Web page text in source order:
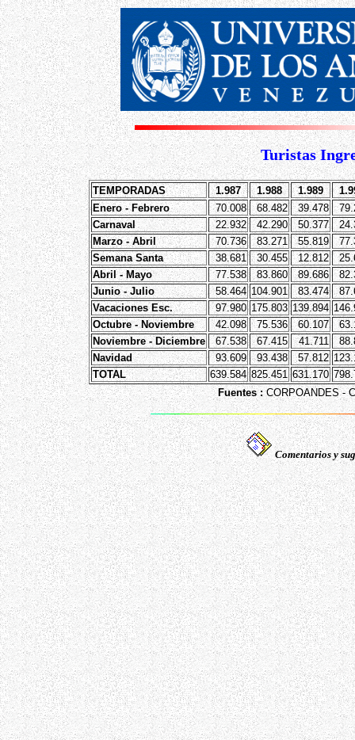
Turistas
TEMPORADAS 1.987 1.988 1.989
Enero - Febrero
70.008 68.482 39.478
Carnaval
22.932 42.290 50.377
Marzo - Abril
70.736 83.271 55.819
Semana Santa
38.681 30.455 12.812
Abril - Mayo
77.538 83.860 89.686
Junio - Julio
58.464 104.901 83.474
Vacaciones Esc.
97.980 175.803 139.894
Octubre - Noviembre
42.098 75.536 60.107
Noviembre - Diciembre
67.538 67.415 41.711
Navidad
93.609 93.438 57.812
TOTAL
639.584 825.451 631.170
Fuentes : CORPOANDES -
Comentarios y